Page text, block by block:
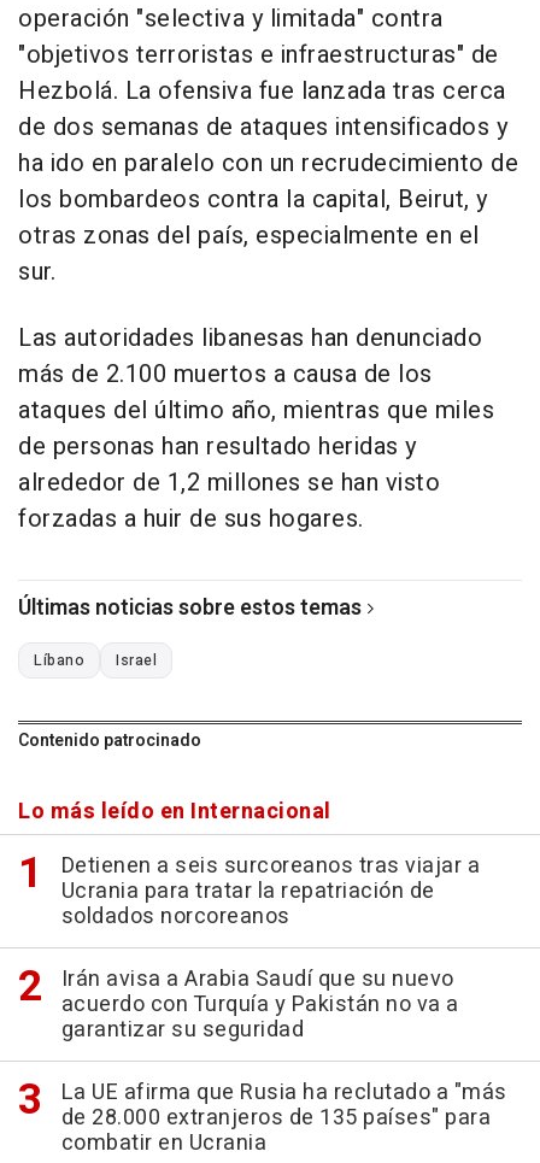
operación "selectiva y limitada" contra
"objetivos terroristas e infraestructuras" de
Hezbolá. La ofensiva fue lanzada tras cerca
de dos semanas de ataques intensificados y
ha ido en paralelo con un recrudecimiento de
los bombardeos contra la capital, Beirut, y
otras zonas del país, especialmente en el
sur.
Las autoridades libanesas han denunciado
más de 2.100 muertos a causa de los
ataques del último año, mientras que miles
de personas han resultado heridas y
alrededor de 1,2 millones se han visto
forzadas a huir de sus hogares.
Últimas noticias sobre estos temas
Líbano Israel
Contenido patrocinado
Lo más leído en Internacional
Detienen a seis surcoreanos tras viajar a
Ucrania para tratar la repatriación de
soldados norcoreanos
Irán avisa a Arabia Saudí que su nuevo
acuerdo con Turquía y Pakistán no va a
garantizar su seguridad
La UE afirma que Rusia ha reclutado a "más
de 28.000 extranjeros de 135 países" para
combatir en Ucrania